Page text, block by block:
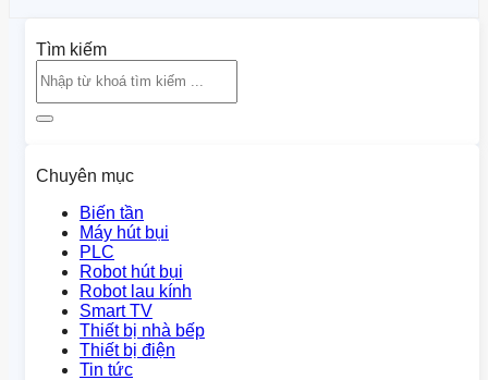
Tìm kiếm
Chuyên mục
Biến tần
Máy hút bụi
PLC
Robot hút bụi
Robot lau kính
Smart TV
Thiết bị nhà bếp
Thiết bị điện
Tin tức